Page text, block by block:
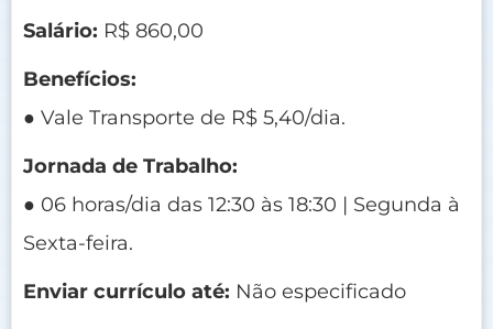
Salário: R$ 860,00
Benefícios:
● Vale Transporte de R$ 5,40/dia.
Jornada de Trabalho:
● 06 horas/dia das 12:30 às 18:30 | Segunda à
Sexta-feira.
Enviar currículo até: Não especificado